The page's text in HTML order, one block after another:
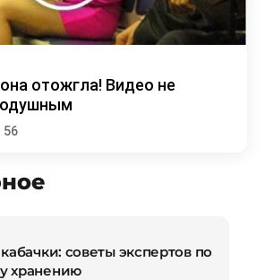
отожгла! Видео не
56
советы экспертов по
хранению